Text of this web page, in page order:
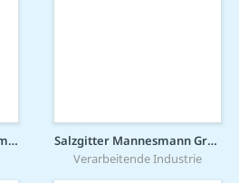
Mannesmann Line Pipe GmbH
Salzgitter Mannesmann Grobblech GmbH
Verarbeitende Industrie